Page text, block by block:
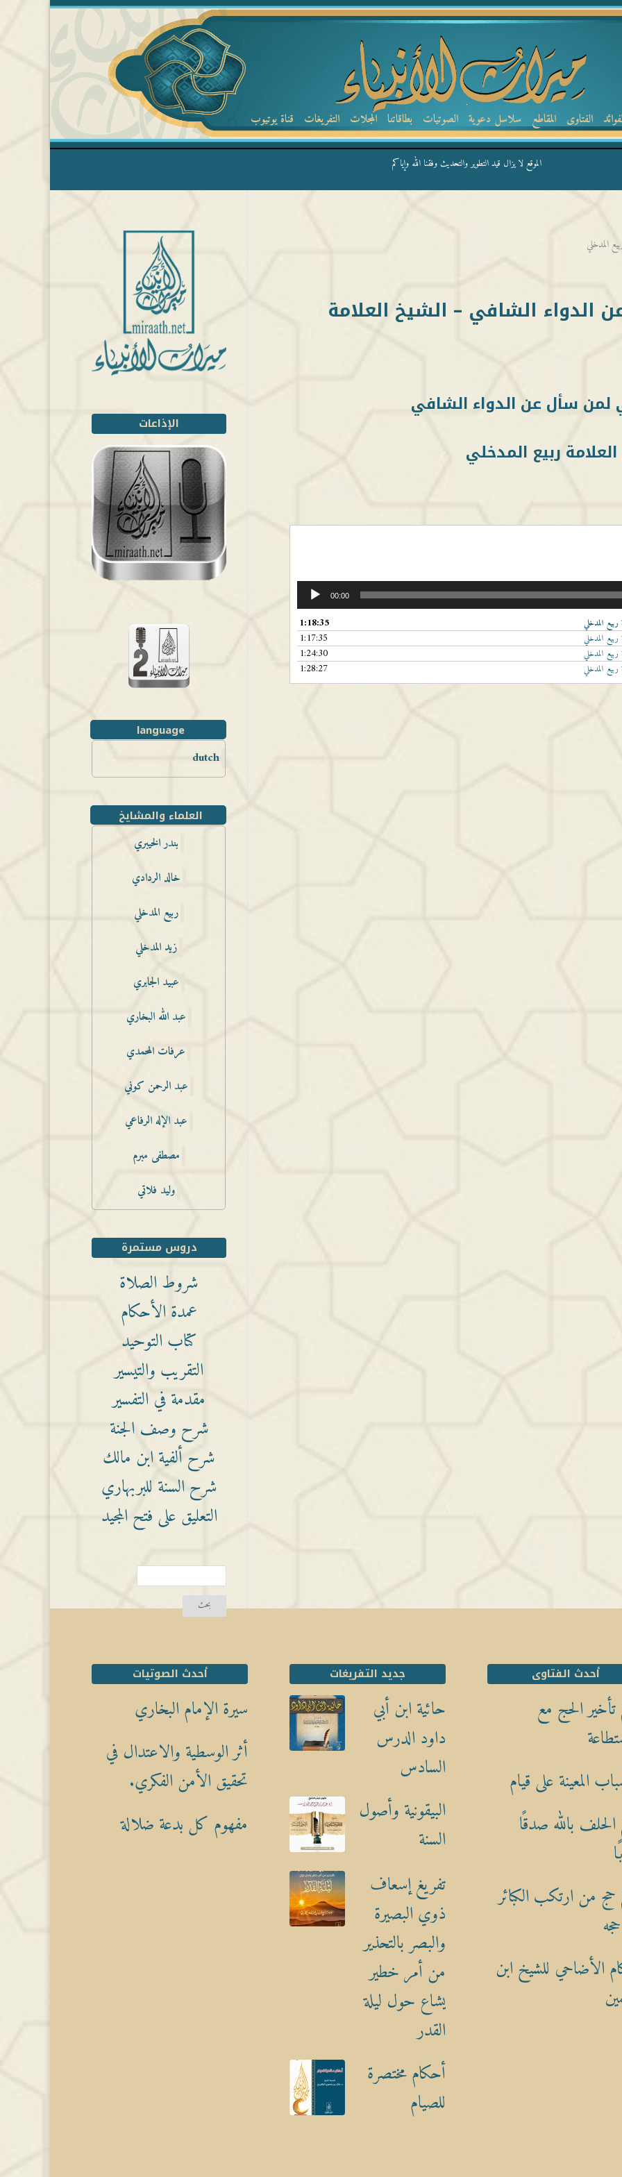
الفتاوى المقاطع سلاسل دعوية الصوتيات بطاقاتنا المجلات التفريغات قناة يوتيوب
الموقع لا يزال قيد التطوير والتحديث وفقنا الله وإياكم
المدخلي
الدواء الشافي – الشيخ العلامة
لمن سأل عن الدواء الشافي
ربيع المدخلي
00:00
المدخلي
1:18:35
المدخلي
1:17:35
المدخلي
1:24:30
المدخلي 1:28:27
الإذاعات
language
dutch
العلماء والمشايخ
بندر الخيبري
خالد الردادي
ربيع المدخلي
زيد المدخلي
عبيد الجابري
عبد الله البخاري
عرفات المحمدي
عبد الرحمن كوني
عبد الإله الرفاعي
مصطفى مبرم
وليد فلاتي
دروس مستمرة
شروط الصلاة
عمدة الأحكام
كتاب التوحيد
التقريب والتيسير
مقدمة في التفسير
شرح وصف الجنة
شرح ألفية ابن مالك
شرح السنة للبربهاري
التعليق على فتح المجيد
أحدث الفتاوى
الحج مع
المعينة على قيام
بالله صدقًا
من ارتكب الكبائر
الأضاحي للشيخ ابن
جديد التفريغات
حائية ابن أبي
داود الدرس
السادس
البيقونية وأصول
السنة
تفريغ إسعاف
ذوي البصيرة
والبصر بالتحذير
من أمر خطير
يشاع حول ليلة
القدر
أحكام مختصرة
للصيام
أحدث الصوتيات
سيرة الإمام البخاري
أثر الوسطية والاعتدال في
تحقيق الأمن الفكري.
مفهوم كل بدعة ضلالة